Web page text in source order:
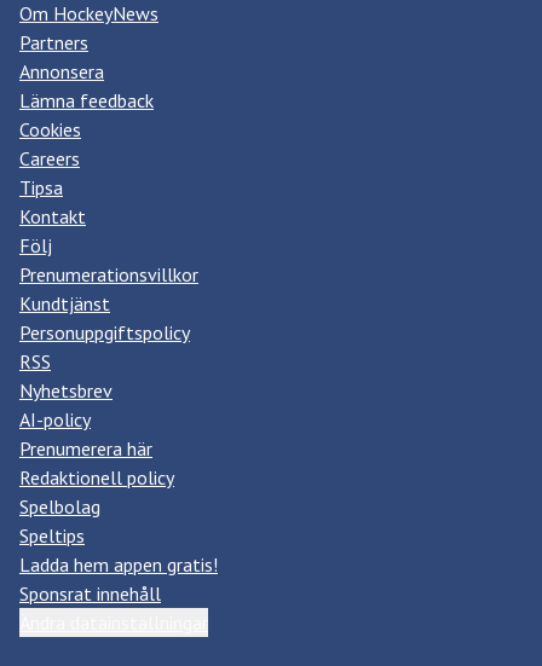
Om HockeyNews
Partners
Annonsera
Lämna feedback
Cookies
Careers
Tipsa
Kontakt
Följ
Prenumerationsvillkor
Kundtjänst
Personuppgiftspolicy
RSS
Nyhetsbrev
AI-policy
Prenumerera här
Redaktionell policy
Spelbolag
Speltips
Ladda hem appen gratis!
Sponsrat innehåll